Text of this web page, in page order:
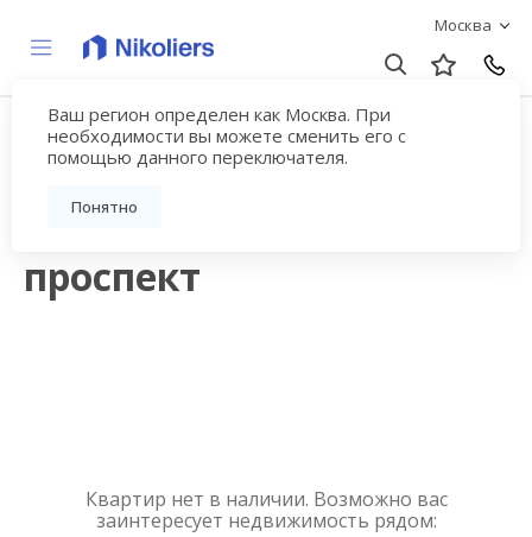
Москва
Ваш регион определен как Москва. При
необходимости вы можете сменить его с
помощью данного переключателя.
Понятно
Купить квартиру
новостройку у метро
проспект
Квартир нет в наличии. Возможно вас
заинтересует недвижимость рядом: